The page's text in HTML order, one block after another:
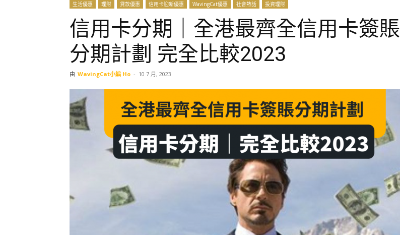
生活優惠 理財 貸款優惠 信用卡迎新優惠 WavingCat優惠 社會熱話 投資理財
信用卡分期｜全港最齊全信用卡簽賬
分期計劃 完全比較2023
由 WavingCat小編 Ho - 10 7 月, 2023